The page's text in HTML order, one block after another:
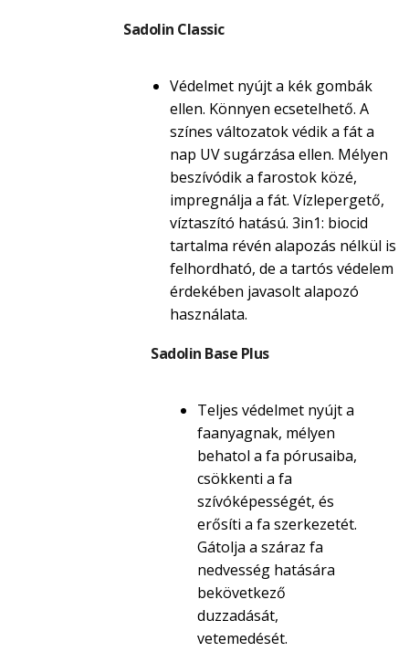
Sadolin Classic
Védelmet nyújt a kék gombák
ellen. Könnyen ecsetelhető. A
színes változatok védik a fát a
nap UV sugárzása ellen. Mélyen
beszívódik a farostok közé,
impregnálja a fát. Vízlepergető,
víztaszító hatású. 3in1: biocid
tartalma révén alapozás nélkül is
felhordható, de a tartós védelem
érdekében javasolt alapozó
használata.
Sadolin Base Plus
Teljes védelmet nyújt a
faanyagnak, mélyen
behatol a fa pórusaiba,
csökkenti a fa
szívóképességét, és
erősíti a fa szerkezetét.
Gátolja a száraz fa
nedvesség hatására
bekövetkező
duzzadását,
vetemedését.